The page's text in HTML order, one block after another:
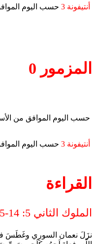
أنتيفونة 3 حسب اليوم
المزمور 0
حسب اليوم الموافق من
أنتيفونة 3 حسب اليوم
القراءة
الملوك الثاني 5: 14-15أب
نزَلَ نعمان السوري وغَطَسَ